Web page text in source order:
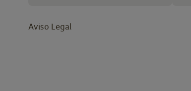
Aviso Legal